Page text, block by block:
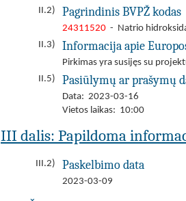
II.2)
Pagrindinis BVPŽ kodas
24311520 - Natrio
II.3)
Informacija apie
Pirkimas yra susijęs su
II.5)
Pasiūlymų ar prašymų
Data: 2023-03-16
Vietos laikas: 10:00
III dalis: Papildoma
III.2) Paskelbimo data
2023-03-09